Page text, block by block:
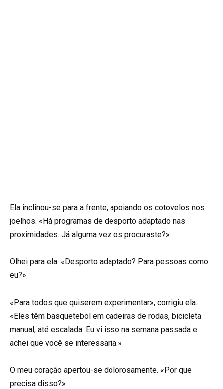
Ela inclinou-se para a frente, apoiando os cotovelos nos
joelhos. «Há programas de desporto adaptado nas
proximidades. Já alguma vez os procuraste?»
Olhei para ela. «Desporto adaptado? Para pessoas como
eu?»
«Para todos que quiserem experimentar», corrigiu ela.
«Eles têm basquetebol em cadeiras de rodas, bicicleta
manual, até escalada. Eu vi isso na semana passada e
achei que você se interessaria.»
O meu coração apertou-se dolorosamente. «Por que
precisa disso?»